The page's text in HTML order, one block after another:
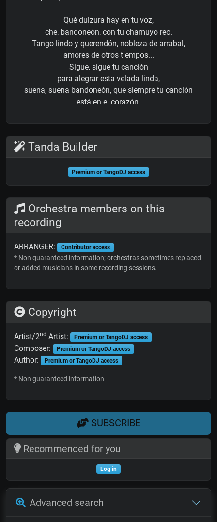
Qué dulzura hay en tu voz,
che, bandoneón, con tu chamuyo reo.
Tango lindo y querendón, nobleza de arrabal,
amores de otros tiempos...
Sigue, sigue tu canción
para alegrar esta velada linda,
suena, suena bandoneón, que siempre tu canción
está en el corazón.
Tanda Builder
Premium or TangoDJ access
Orchestra members on this
recording
ARRANGER: Contributor access
* Non guaranteed information; orchestras sometimes replaced
or added musicians in some recording sessions.
Copyright
Artist/2nd Artist: Premium or TangoDJ access
Composer: Premium or TangoDJ access
Author: Premium or TangoDJ access
* Non guaranteed information
SUBSCRIBE
Recommended for you
Log in
Advanced search